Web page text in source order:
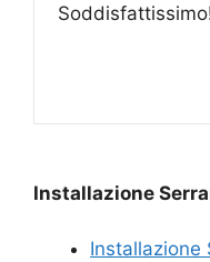
Installazione
Installazione